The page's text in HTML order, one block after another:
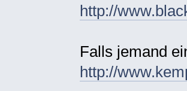
http://
Falls jemand
http://